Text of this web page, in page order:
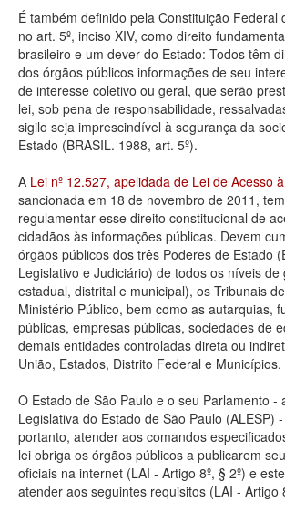
Administração
Legislação
Agenda
Perguntas frequentes
Contato
É também definido pela Constituição Federal
no art. 5º, inciso XIV, como direito
brasileiro e um dever do Estado: Todos têm
dos órgãos públicos informações de seu
de interesse coletivo ou geral, que serão
lei, sob pena de responsabilidade,
sigilo seja imprescindível à segurança da
Estado (BRASIL. 1988, art. 5º).
A Lei nº 12.527, apelidada de Lei de Acesso
sancionada em 18 de novembro de 2011,
regulamentar esse direito constitucional de
cidadãos às informações públicas. Devem
órgãos públicos dos três Poderes de Estado
Legislativo e Judiciário) de todos os níveis
estadual, distrital e municipal), os Tribunais
Ministério Público, bem como as autarquias,
públicas, empresas públicas, sociedades de
demais entidades controladas direta ou
União, Estados, Distrito Federal e Municípios.
O Estado de São Paulo e o seu Parlamento -
Legislativa do Estado de São Paulo (ALESP)
portanto, atender aos comandos
lei obriga os órgãos públicos a publicarem
oficiais na internet (LAI - Artigo 8º, § 2º) e
atender aos seguintes requisitos (LAI - Artigo